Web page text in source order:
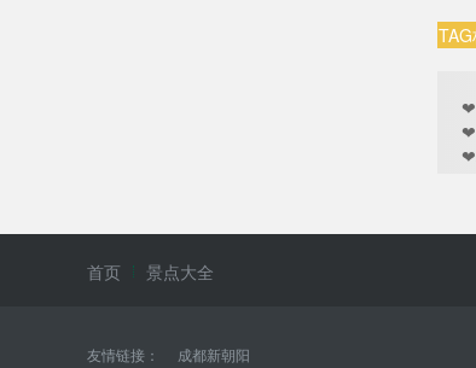
TAG
❤
❤
❤
首页 景点大全
友情链接： 成都新朝阳